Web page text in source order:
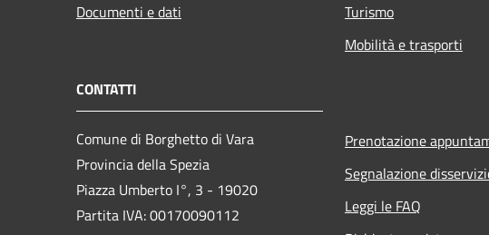
Documenti e dati
Turismo
Mobilità e trasporti
CONTATTI
Comune di Borghetto di Vara
Provincia della Spezia
Piazza Umberto I°, 3 - 19020
Partita IVA: 00170090112
Prenotazione
Segnalazione
Leggi le FAQ